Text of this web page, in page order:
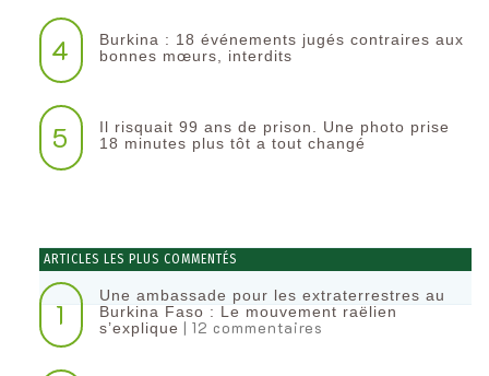
4
Burkina : 18 événements jugés contraires aux
bonnes mœurs, interdits
5
Il risquait 99 ans de prison. Une photo prise
18 minutes plus tôt a tout changé
ARTICLES LES PLUS COMMENTÉS
1
Une ambassade pour les extraterrestres au
Burkina Faso : Le mouvement raëlien
s’explique | 12 commentaires